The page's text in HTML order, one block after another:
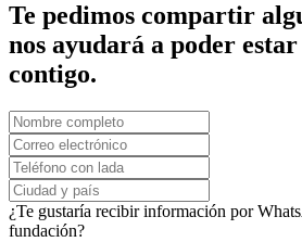
Te pedimos compartir
nos ayudará a poder
contigo.
¿Te gustaría recibir información por
fundación?